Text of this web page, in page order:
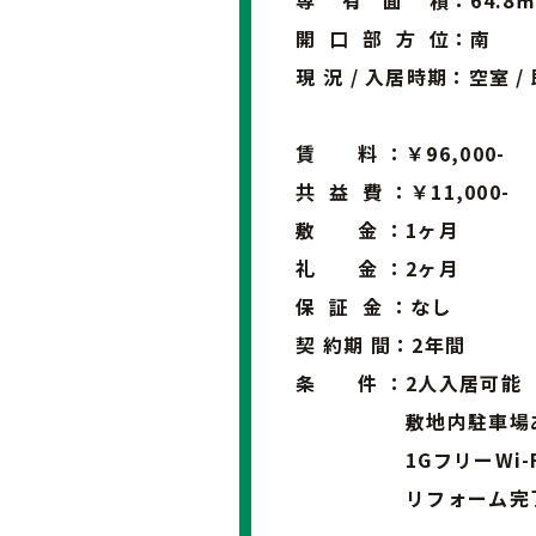
開 口 部 方 位：南
現 況 / 入居時期：空室 /
賃 料 ：￥96,000-
共 益 費 ：￥11,000-
敷 金 ：1ヶ月
礼 金 ：2ヶ月
保 証 金 ：なし
契 約期 間：2年間
条 件 ：2人入居可能
敷地内駐車場
1GフリーWi-
リフォーム完